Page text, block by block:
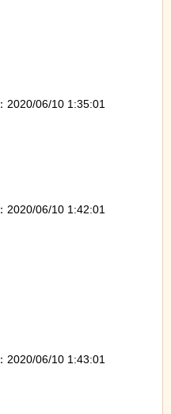
2020/06/10 1:35:01
2020/06/10 1:42:01
2020/06/10 1:43:01